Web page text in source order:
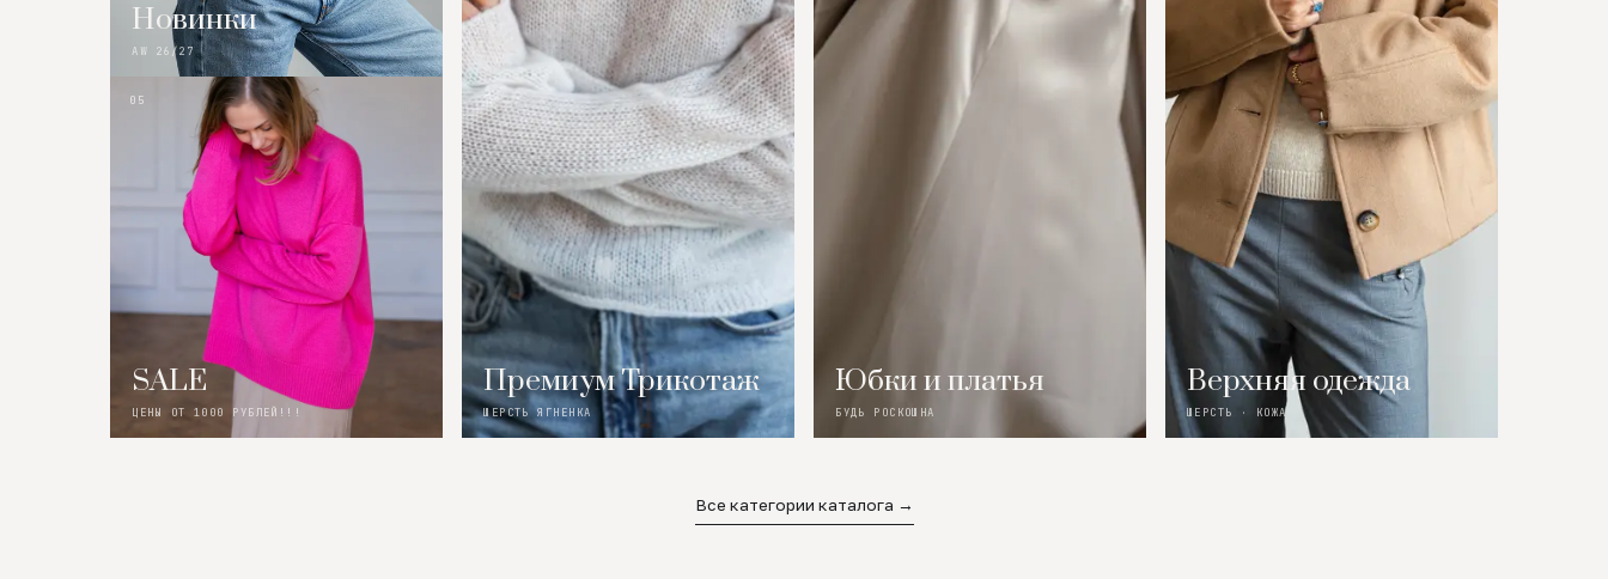
Новинки
AW 26/27
05
SALE
ЦЕНЫ ОТ 1000 РУБЛЕЙ!!!
Премиум Трикотаж
ШЕРСТЬ ЯГНЕНКА
Юбки и платья
БУДЬ РОСКОШНА
Верхняя одежда
ШЕРСТЬ · КОЖА
Все категории каталога →